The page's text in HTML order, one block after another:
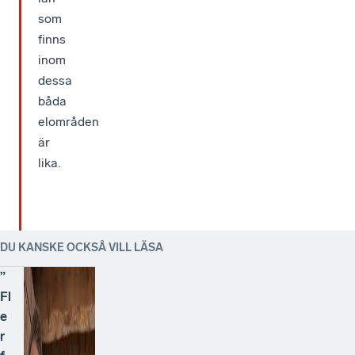
som
finns
inom
dessa
båda
elområden
är
lika.
DU KANSKE OCKSÅ VILL LÄSA
”
Fl
e
r